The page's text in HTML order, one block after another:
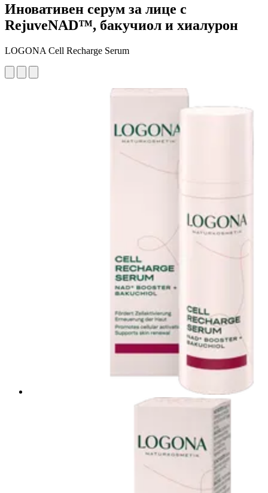
Иновативен серум за лице с
RejuveNAD™, бакучиол и хиалурон
LOGONA Cell Recharge Serum